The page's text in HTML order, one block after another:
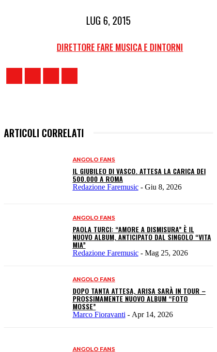
LUG 6, 2015
DIRETTORE FARE MUSICA E DINTORNI
ARTICOLI CORRELATI
ANGOLO FANS
IL GIUBILEO DI VASCO. ATTESA LA CARICA DEI
500.000 A ROMA
Redazione Faremusic - Giu 8, 2026
ANGOLO FANS
PAOLA TURCI: “AMORE A DISMISURA” È IL
NUOVO ALBUM, ANTICIPATO DAL SINGOLO “VITA
MIA”
Redazione Faremusic - Mag 25, 2026
ANGOLO FANS
DOPO TANTA ATTESA, ARISA SARÀ IN TOUR –
PROSSIMAMENTE NUOVO ALBUM “FOTO
MOSSE”
Marco Fioravanti - Apr 14, 2026
ANGOLO FANS